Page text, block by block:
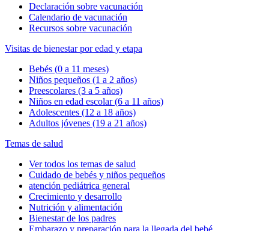
Declaración sobre vacunación
Calendario de vacunación
Recursos sobre vacunación
Visitas de bienestar por edad y etapa
Bebés (0 a 11 meses)
Niños pequeños (1 a 2 años)
Preescolares (3 a 5 años)
Niños en edad escolar (6 a 11 años)
Adolescentes (12 a 18 años)
Adultos jóvenes (19 a 21 años)
Temas de salud
Ver todos los temas de salud
Cuidado de bebés y niños pequeños
atención pediátrica general
Crecimiento y desarrollo
Nutrición y alimentación
Bienestar de los padres
Embarazo y preparación para la llegada del bebé